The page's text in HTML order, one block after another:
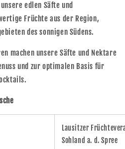
edlen Säfte und
Früchte aus der Region,
des sonnigen Südens.
machen unsere Säfte und Nektare
und zur optimalen Basis für
Lausitzer
Sohland a. d. Spree